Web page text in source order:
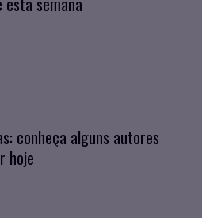
conheça alguns autores
hoje